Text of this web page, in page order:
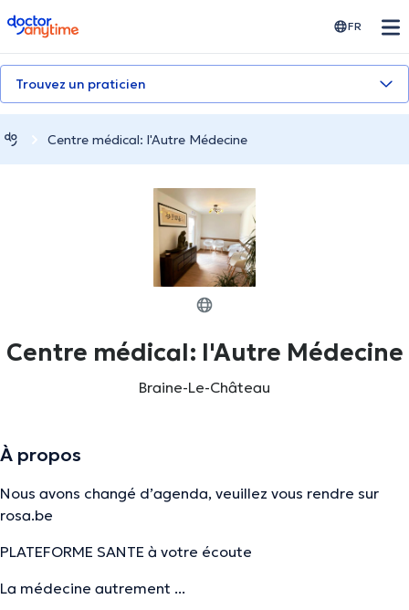
doctoranytime FR
Trouvez un praticien
Centre médical: l'Autre Médecine
Centre médical: l'Autre Médecine
Braine-Le-Château
À propos
Nous avons changé d’agenda, veuillez vous rendre sur
rosa.be
PLATEFORME SANTE à votre écoute
La médecine autrement ...